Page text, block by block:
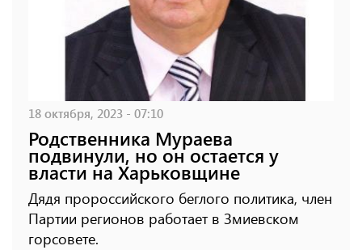
18 октября, 2023 - 07:10
Родственника Мураева
подвинули, но он остается у
власти на Харьковщине
Дядя пророссийского беглого политика, член
Партии регионов работает в Змиевском
горсовете.